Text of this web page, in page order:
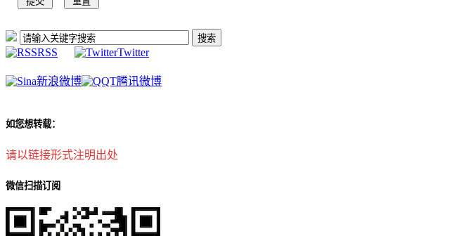
RSS Twitter
新浪微博 腾讯微博
如您想转载：
请以链接形式注明出处
微信扫描订阅